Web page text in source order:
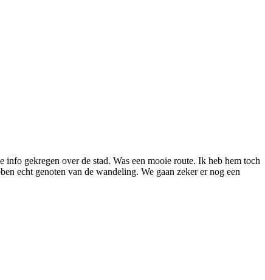
gekregen over de stad. Was een mooie route. Ik heb hem toch
echt genoten van de wandeling. We gaan zeker er nog een